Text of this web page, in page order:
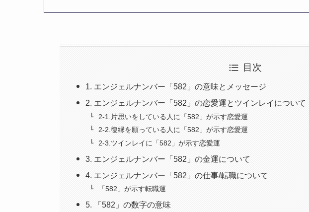
目次
1. エンジェルナンバー「582」の意味とメッセージ
2. エンジェルナンバー「582」の恋愛運とツインレイについて
2-1.片思いをしている人に「582」が示す恋愛運
2-2.復縁を願っている人に「582」が示す恋愛運
2-3.ツインレイに「582」が示す恋愛運
3. エンジェルナンバー「582」の金運について
4. エンジェルナンバー「582」の仕事/転職について
「582」が示す転職運
5. 「582」の数字の意味